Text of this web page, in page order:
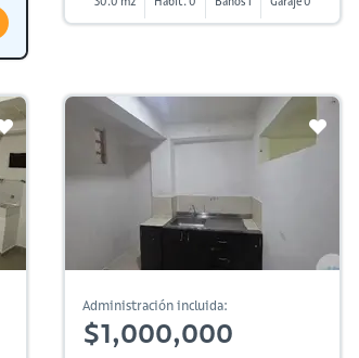
Administración incluida:
$1,000,000